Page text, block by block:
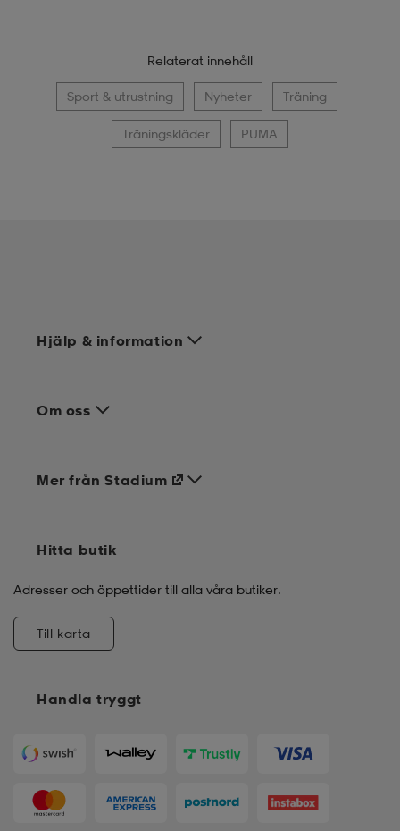
Relaterat innehåll
Sport & utrustning Nyheter Träning
Träningskläder PUMA
Hjälp & information
Om oss
Handla tryggt
Mer från Stadium
Hitta butik
Adresser och öppettider till alla våra butiker.
Till karta